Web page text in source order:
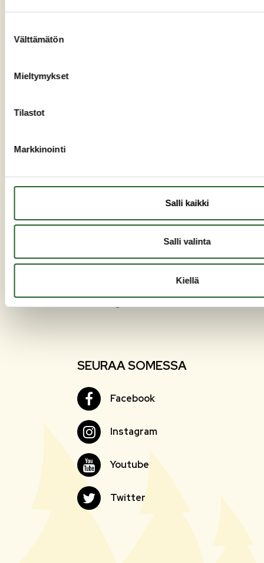
valinta
Välttämätön
Mieltymykset
Tilastot
Markkinointi
Salli kaikki
Salli valinta
Kiellä
Varhaiskasvatus ja opetus
Yhteystiedot
Esityslistat ja pöytäkirjat
Ajankohtaista
SEURAA SOMESSA
FacebookFacebook
InstagramInstagram
YoutubeYoutube
Twitter Twitter